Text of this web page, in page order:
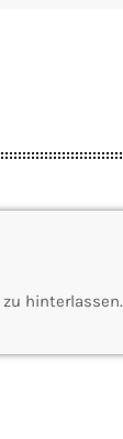
hinterlassen.